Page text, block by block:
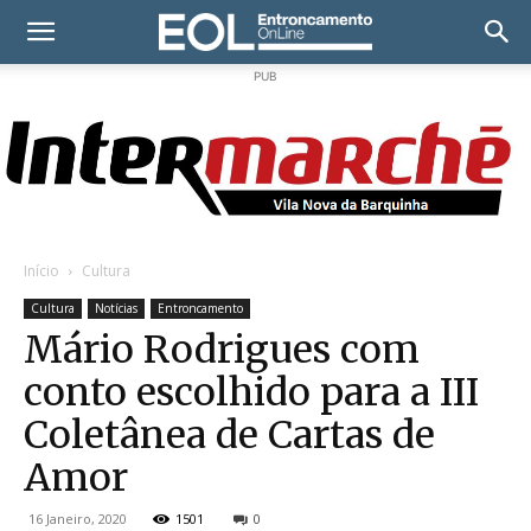
PUB
Início Cultura
Cultura Notícias Entroncamento
Mário Rodrigues com
conto escolhido para a III
Coletânea de Cartas de
Amor
16 Janeiro, 2020 1501 0